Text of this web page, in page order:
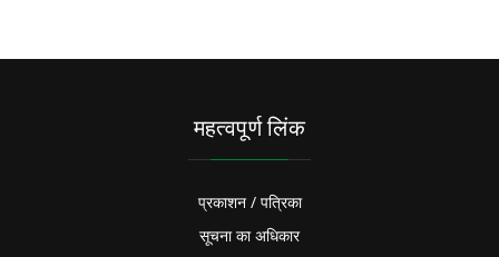
महत्वपूर्ण लिंक
प्रकाशन / पत्रिका
सूचना का अधिकार